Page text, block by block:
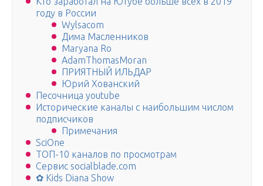
году в России
Wylsacom
Дима Масленников
Maryana Ro
AdamThomasMoran
ПРИЯТНЫЙ ИЛЬДАР
Юрий Хованский
Песочница youtube
Исторические каналы с наибольшим числом
подписчиков
Примечания
SciOne
ТОП-10 каналов по просмотрам
Сервис socialblade.com
✿ Kids Diana Show